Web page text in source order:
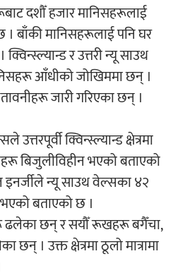
‘जागृति’ लोकार्पण
दशौँ हजार मानिसहरूलाई
। बाँकी मानिसहरूलाई पनि घर
र उत्तरी न्यू साउथ
आँधीको जोखिममा छन् ।
जारी गरिएका छन् ।
क्विन्स्ल्यान्ड क्षेत्रमा
बिजुलीविहीन भएको बताएको
न्यू साउथ वेल्सका ४२
बताएको छ ।
ढलेका छन् र सयौँ रूखहरू बगैँचा,
। उक्त क्षेत्रमा ठूलो मात्रामा